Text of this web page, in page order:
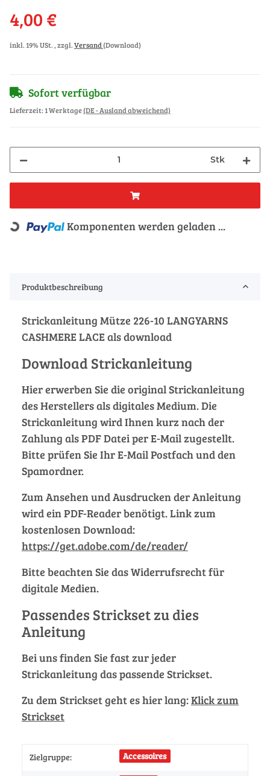
4,00 €
inkl. 19% USt. , zzgl.Versand (Download)
Sofort verfügbar
Lieferzeit:1 Werktage(DE - Ausland abweichend)
Stk
Loading... Komponenten werden geladen ...
Produktbeschreibung
Strickanleitung Mütze 226-10 LANGYARNS
CASHMERE LACE als download
Download Strickanleitung
Hier erwerben Sie die original Strickanleitung
des Herstellers als digitales Medium. Die
Strickanleitung wird Ihnen kurz nach der
Zahlung als PDF Datei per E-Mail zugestellt.
Bitte prüfen Sie Ihr E-Mail Postfach und den
Spamordner.
Zum Ansehen und Ausdrucken der Anleitung
wird ein PDF-Reader benötigt. Link zum
kostenlosen Download:
https://get.adobe.com/de/reader/
Bitte beachten Sie das Widerrufsrecht für
digitale Medien.
Passendes Strickset zu dies
Anleitung
Bei uns finden Sie fast zur jeder
Strickanleitung das passende Strickset.
Zu dem Strickset geht es hier lang:Klick zum
Strickset
Zielgruppe: Accessoires